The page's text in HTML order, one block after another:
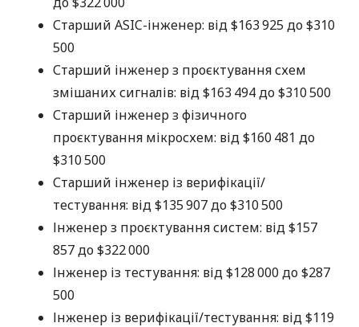
Старший ASIC-інженер: від $163 925 до $310
500
Старший інженер з проєктування схем
змішаних сигналів: від $163 494 до $310 500
Старший інженер з фізичного
проєктування мікросхем: від $160 481 до
$310 500
Старший інженер із верифікації/
тестування: від $135 907 до $310 500
Інженер з проєктування систем: від $157
857 до $322 000
Інженер із тестування: від $128 000 до $287
500
Інженер із верифікації/тестування: від $119